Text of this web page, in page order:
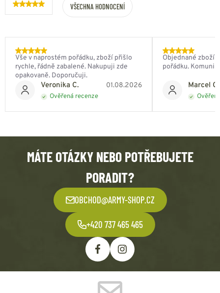
VŠECHNA HODNOCENÍ
Veronika C. 01.08.2026
Ověřená recenze
Vše v naprostém pořádku, zboží přišlo
rychle, řádně zabalené. Nakupuji zde
opakovaně. Doporučuji.
Marcel
Objednané zboží
pořádku.
MÁTE OTÁZKY NEBO POTŘEBUJETE
PORADIT?
OBCHOD@ARMY-SHOP.CZ
+420 737 465 465